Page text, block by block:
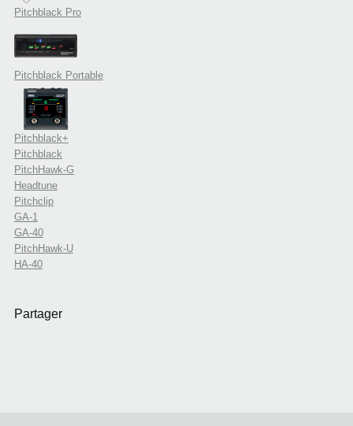
Pitchblack Pro
Pitchblack Portable
Pitchblack+
Pitchblack
PitchHawk-G
Headtune
Pitchclip
GA-1
GA-40
PitchHawk-U
HA-40
Partager